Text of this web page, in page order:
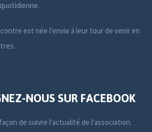
est née l’envie à leur tour de venir en
NOUS SUR FACEBOOK
de suivre l'actualité de l'association.